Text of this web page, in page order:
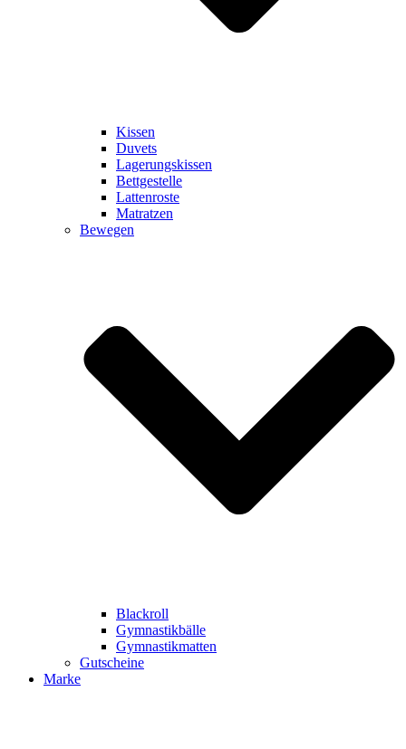
Kissen
Duvets
Lagerungskissen
Bettgestelle
Lattenroste
Matratzen
Bewegen
Blackroll
Gymnastikbälle
Gymnastikmatten
Gutscheine
Marke